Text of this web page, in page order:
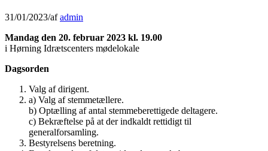
31/01/2023/afadmin
Mandag den 20. februar 2023 kl. 19.00
i Hørning Idrætscenters mødelokale
Dagsorden
Valg af dirigent.
a) Valg af stemmetællere.
b) Optælling af antal stemmeberettigede deltagere.
c) Bekræftelse på at der indkaldt rettidigt til
generalforsamling.
Bestyrelsens beretning.